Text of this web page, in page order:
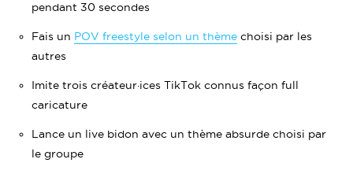
pendant 30 secondes
Fais un POV freestyle selon un thème choisi par les
autres
Imite trois créateur·ices TikTok connus façon full
caricature
Lance un live bidon avec un thème absurde choisi par
le groupe